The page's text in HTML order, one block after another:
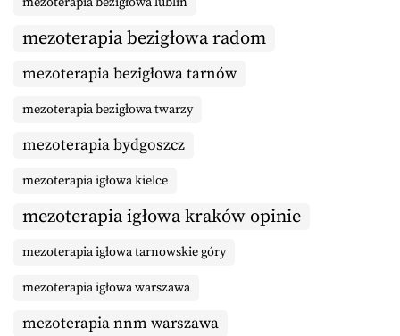
mezoterapia bezigłowa radom
mezoterapia bezigłowa tarnów
mezoterapia bezigłowa twarzy
mezoterapia bydgoszcz
mezoterapia igłowa kielce
mezoterapia igłowa kraków opinie
mezoterapia igłowa tarnowskie góry
mezoterapia igłowa warszawa
mezoterapia nnm warszawa